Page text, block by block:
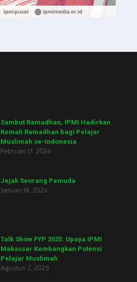
Sambut Ramadhan, IPMI Hadirkan
Kemah Ramadhan bagi Pelajar
Muslimah se-Indonesia
Februari 17, 2026
Jejak Seorang Pemuda
Januari 18, 2026
Talk Show FYP 2025: Upaya IPMI
Makassar Kembangkan Potensi
Pelajar Muslimah
Agustus 2, 2025